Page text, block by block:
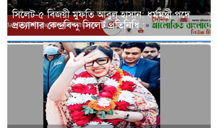
সিলেট-৫ বিজয়ী মুফতি আবুল হাসান: ধর্মমন্ত্রী পদে
প্রত্যাশার কেন্দ্রবিন্দু সিলেট প্রতিনিধি :